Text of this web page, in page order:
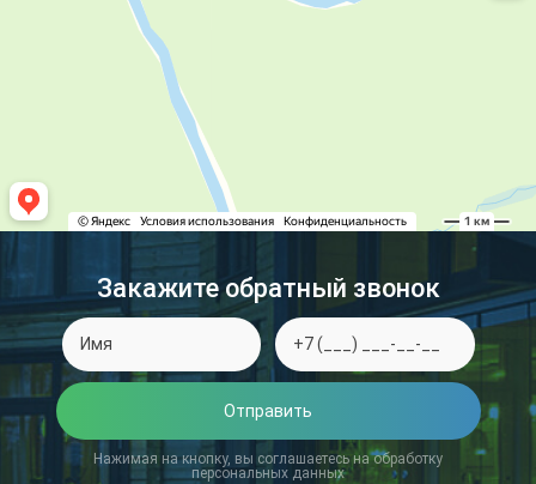
Закажите обратный звонок
Отправить
Нажимая на кнопку, вы соглашаетесь на обработку
персональных данных